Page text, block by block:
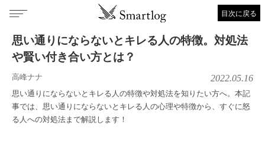
目次に戻る
思い通りにならないとキレる人の特徴。対処法
や賢い付き合い方とは？
高峰ナナ 2022.05.16
思い通りにならないとキレる人の特徴や対処法を知りたい方へ。本記
事では、思い通りにならないとキレる人の心理や特徴から、すぐに怒
る人への対処法まで解説します！